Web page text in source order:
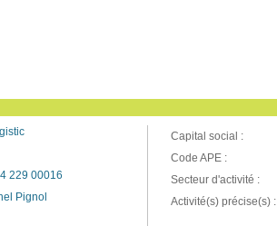
229 00016
Pignol
Capital social :
Code APE :
Secteur d'activité :
Activité(s) précise(s) :